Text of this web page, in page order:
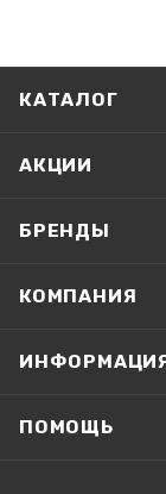
КАТАЛОГ
АКЦИИ
БРЕНДЫ
КОМПАНИЯ
ПОМОЩЬ